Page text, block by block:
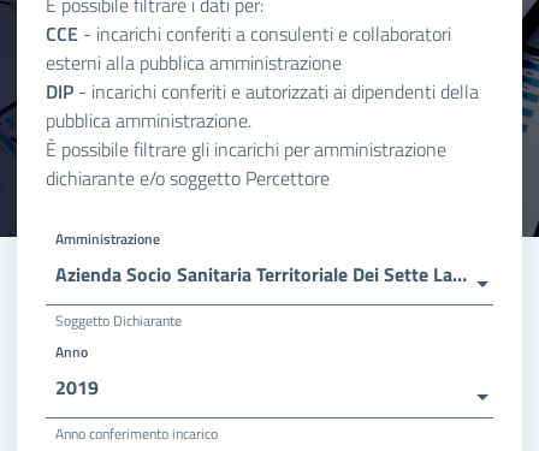
CCE - incarichi conferiti a consulenti e collaboratori
esterni alla pubblica amministrazione
DIP - incarichi conferiti e autorizzati ai dipendenti della
pubblica amministrazione.
È possibile filtrare gli incarichi per amministrazione
dichiarante e/o soggetto Percettore
Amministrazione
Azienda Socio Sanitaria Territoriale Dei Sette Laghi
Soggetto Dichiarante
Anno
2019
Anno conferimento incarico